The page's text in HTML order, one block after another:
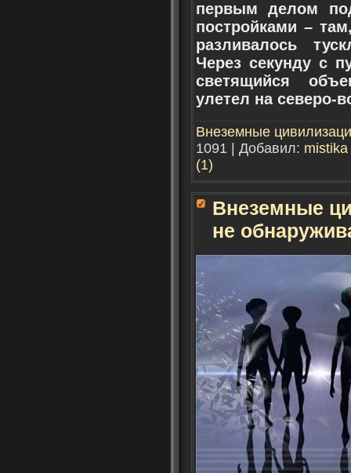
первым делом
постройками –
разливалось
Через секунду с
светящийся
улетел на северо-
Внеземные
1091 | Добавил: mistika
(1)
Внеземные
не